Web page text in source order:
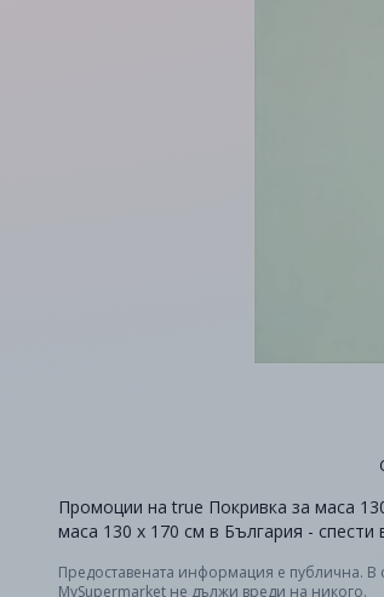
Промоции на true Покривка за маса
маса 130 x 170 см в България -
Предоставената информация е публична.
MySupermarket не дължи вреди на никого.